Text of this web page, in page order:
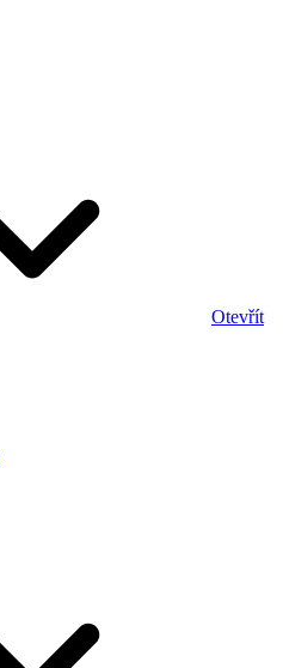
Otevřít